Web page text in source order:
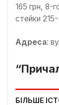
165 грн, 8-
стейки
Адреса:
БІЛЬШЕ